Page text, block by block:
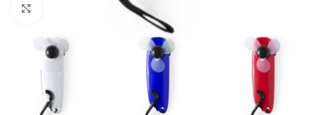
Clic para ampliar